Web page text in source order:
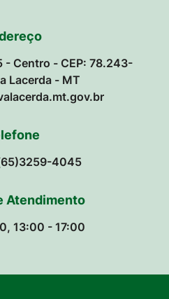
- Centro - CEP: 78.243-
Lacerda - MT
4045
Atendimento
13:00 - 17:00